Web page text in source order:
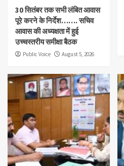
30 सितंबर तक सभी लंबित आवास
पूरे करने के निर्देश……. सचिव
आवास की अध्यक्षता में हुई
उच्चस्तरीय समीक्षा बैठक
Public Voice August 5, 2026